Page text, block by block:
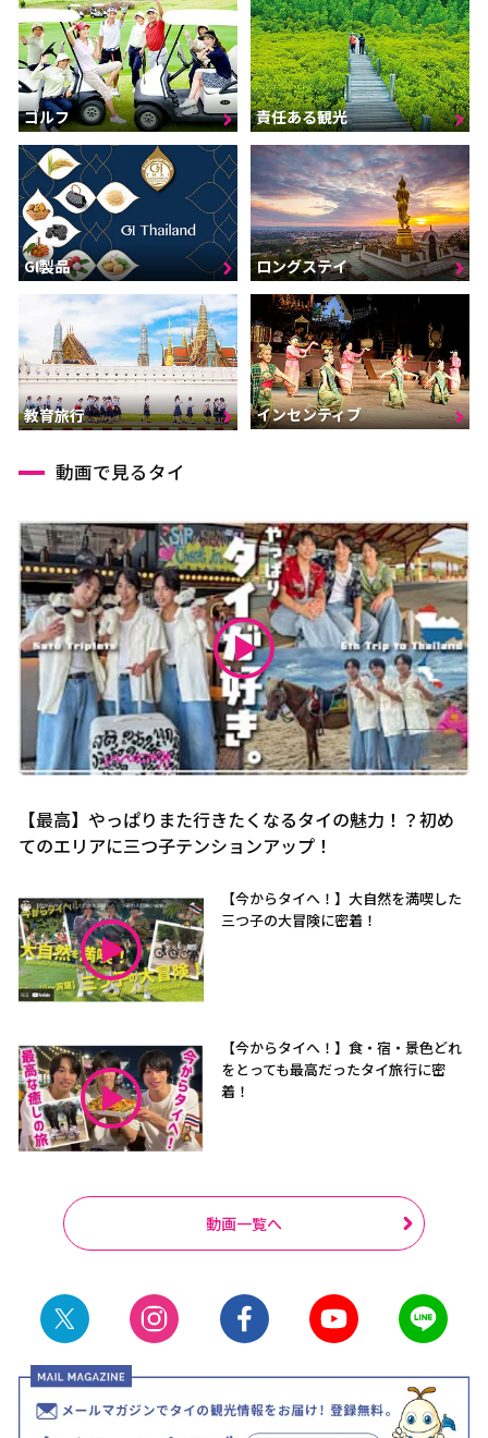
ゴルフ 責任ある観光
GI製品 ロングステイ
教育旅行 インセンティブ
動画で見るタイ
【最高】やっぱりまた行きたくなるタイの魅力！？初め
てのエリアに三つ子テンションアップ！
【今からタイへ！】大自然を満喫した
三つ子の大冒険に密着！
【今からタイへ！】食・宿・景色どれ
をとっても最高だったタイ旅行に密
着！
動画一覧へ